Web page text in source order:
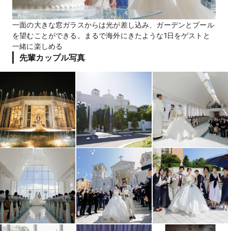
一面の大きな窓ガラスからは光が差し込み、ガーデンとプール
を望むことができる。まるで海外にきたような1日をゲストと
一緒に楽しめる
先輩カップル写真